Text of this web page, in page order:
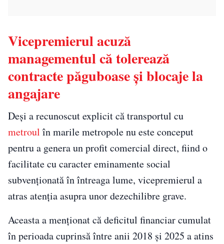
Vicepremierul acuză
managementul că tolerează
contracte păguboase și blocaje la
angajare
Deși a recunoscut explicit că transportul cu
metroulîn marile metropole nu este conceput
pentru a genera un profit comercial direct, fiind o
facilitate cu caracter eminamente social
subvenționată în întreaga lume, vicepremierul a
atras atenția asupra unor dezechilibre grave.
Aceasta a menționat că deficitul financiar cumulat
în perioada cuprinsă între anii 2018 și 2025 a atins